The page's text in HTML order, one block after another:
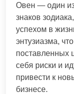
Овен — один
знаков
успехом в
энтузиазма,
поставленных
себя риски и
привести к
бизнесе.